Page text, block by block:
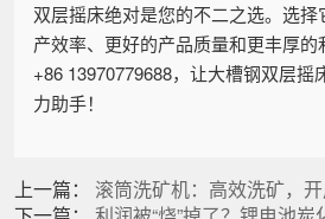
双层摇床绝对是您的不二之选。选
产效率、更好的产品质量和更丰厚的
+86 13970779688，让大槽钢双层摇
力助手！
上一篇： 滚筒洗矿机：高效洗矿，开